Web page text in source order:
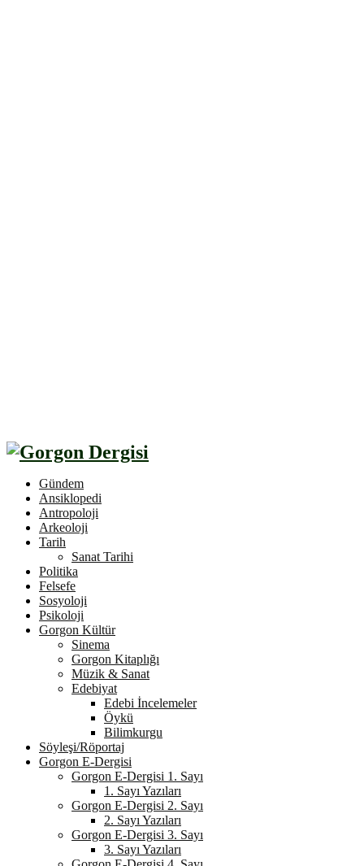
Gündem
Ansiklopedi
Antropoloji
Arkeoloji
Tarih
Sanat Tarihi
Politika
Felsefe
Sosyoloji
Psikoloji
Gorgon Kültür
Sinema
Gorgon Kitaplığı
Müzik & Sanat
Edebiyat
Edebi İncelemeler
Öykü
Bilimkurgu
Söyleşi/Röportaj
Gorgon E-Dergisi
Gorgon E-Dergisi 1. Sayı
1. Sayı Yazıları
Gorgon E-Dergisi 2. Sayı
2. Sayı Yazıları
Gorgon E-Dergisi 3. Sayı
3. Sayı Yazıları